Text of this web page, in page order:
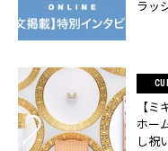
ラッ
【
ホー
し祝